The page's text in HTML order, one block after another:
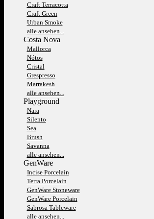
Craft Terracotta
Craft Green
Urban Smoke
alle ansehen...
Costa Nova
Mallorca
Nótos
Cristal
Grespresso
Marrakesh
alle ansehen...
Playground
Nara
Silento
Sea
Brush
Savanna
alle ansehen...
GenWare
Incise Porcelain
Terra Porcelain
GenWare Stoneware
GenWare Porcelain
Sabrosa Tableware
alle ansehen...